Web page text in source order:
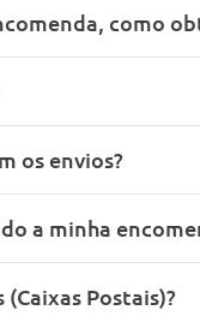
como
os envios?
a minha
Postais)?